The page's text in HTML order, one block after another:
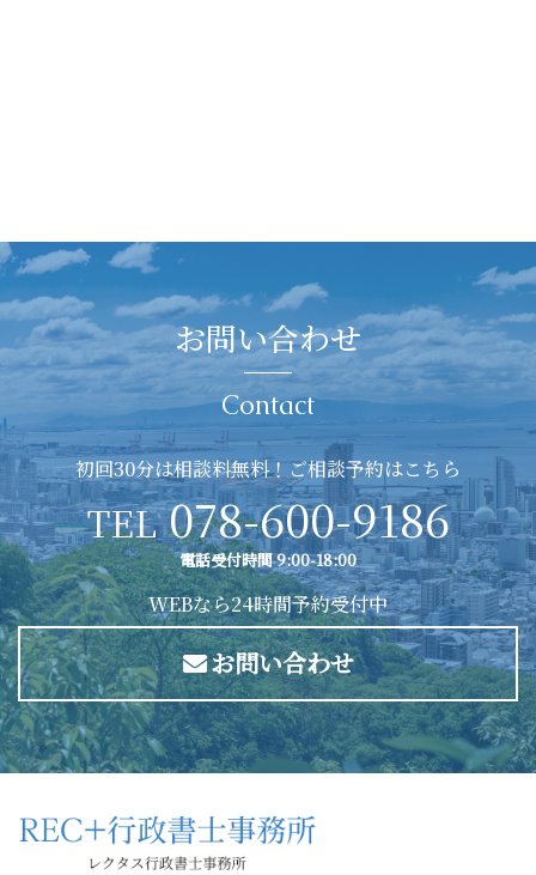
お問い合わせ
Contact
初回30分は相談料無料！ご相談予約はこちら
TEL 078-600-9186
電話受付時間 9:00-18:00
WEBなら24時間予約受付中
お問い合わせ